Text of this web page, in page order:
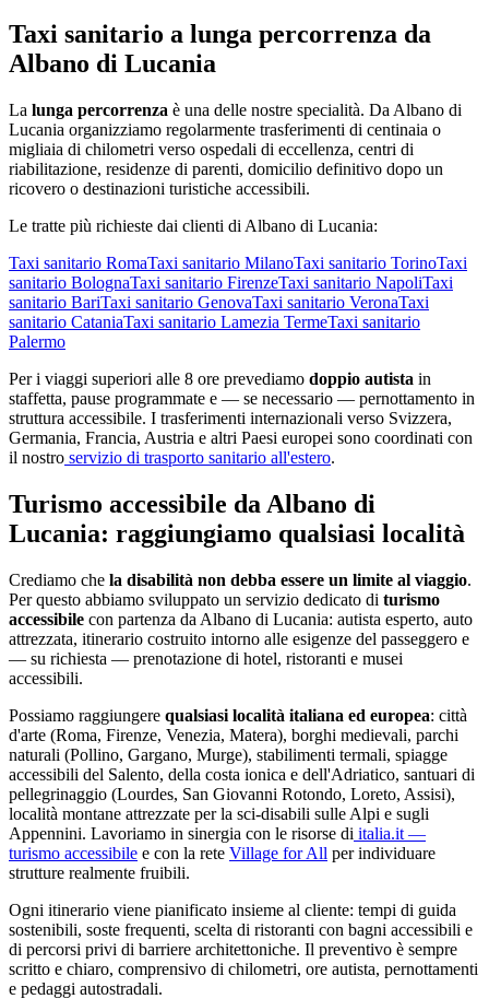
Taxi sanitario a lunga percorrenza da
Albano di Lucania
La lunga percorrenza è una delle nostre specialità. Da Albano di
Lucania organizziamo regolarmente trasferimenti di centinaia o
migliaia di chilometri verso ospedali di eccellenza, centri di
riabilitazione, residenze di parenti, domicilio definitivo dopo un
ricovero o destinazioni turistiche accessibili.
Le tratte più richieste dai clienti di Albano di Lucania:
Taxi sanitario RomaTaxi sanitario MilanoTaxi sanitario TorinoTaxi
sanitario BolognaTaxi sanitario FirenzeTaxi sanitario NapoliTaxi
sanitario BariTaxi sanitario GenovaTaxi sanitario VeronaTaxi
sanitario CataniaTaxi sanitario Lamezia TermeTaxi sanitario
Palermo
Per i viaggi superiori alle 8 ore prevediamo doppio autista in
staffetta, pause programmate e — se necessario — pernottamento in
struttura accessibile. I trasferimenti internazionali verso Svizzera,
Germania, Francia, Austria e altri Paesi europei sono coordinati con
il nostro servizio di trasporto sanitario all'estero.
Turismo accessibile da Albano di
Lucania: raggiungiamo qualsiasi località
Crediamo che la disabilità non debba essere un limite al viaggio.
Per questo abbiamo sviluppato un servizio dedicato di turismo
accessibile con partenza da Albano di Lucania: autista esperto, auto
attrezzata, itinerario costruito intorno alle esigenze del passeggero e
— su richiesta — prenotazione di hotel, ristoranti e musei
accessibili.
Possiamo raggiungere qualsiasi località italiana ed europea: città
d'arte (Roma, Firenze, Venezia, Matera), borghi medievali, parchi
naturali (Pollino, Gargano, Murge), stabilimenti termali, spiagge
accessibili del Salento, della costa ionica e dell'Adriatico, santuari di
pellegrinaggio (Lourdes, San Giovanni Rotondo, Loreto, Assisi),
località montane attrezzate per la sci-disabili sulle Alpi e sugli
Appennini. Lavoriamo in sinergia con le risorse di italia.it —
turismo accessibile e con la rete Village for All per individuare
strutture realmente fruibili.
Ogni itinerario viene pianificato insieme al cliente: tempi di guida
sostenibili, soste frequenti, scelta di ristoranti con bagni accessibili e
di percorsi privi di barriere architettoniche. Il preventivo è sempre
scritto e chiaro, comprensivo di chilometri, ore autista, pernottamenti
e pedaggi autostradali.